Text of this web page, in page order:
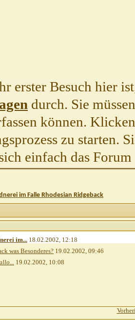
erster Besuch hier
durch. Sie
können.
zu starten.
einfach das
im Falle Rhodesian Ridgeback
im... 18.02.2002, 12:18
was Besonderes? 19.02.2002, 09:46
19.02.2002, 10:08